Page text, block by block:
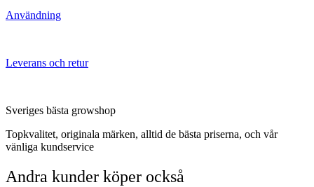
Användning
Leverans och retur
Sveriges bästa growshop
Topkvalitet, originala märken, alltid de bästa priserna, och vår
vänliga kundservice
Andra kunder köper också